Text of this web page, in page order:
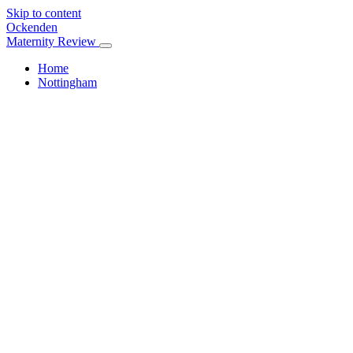
Skip to content
Ockenden
Maternity Review
Home
Nottingham